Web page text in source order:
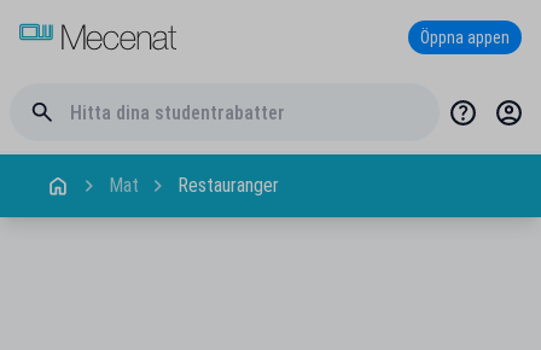
Öppna appen
Mat Restauranger